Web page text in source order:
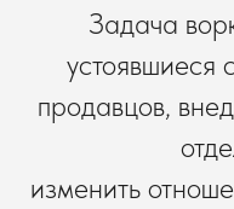
Задача
устоявшиеся
продавцов,
изменить